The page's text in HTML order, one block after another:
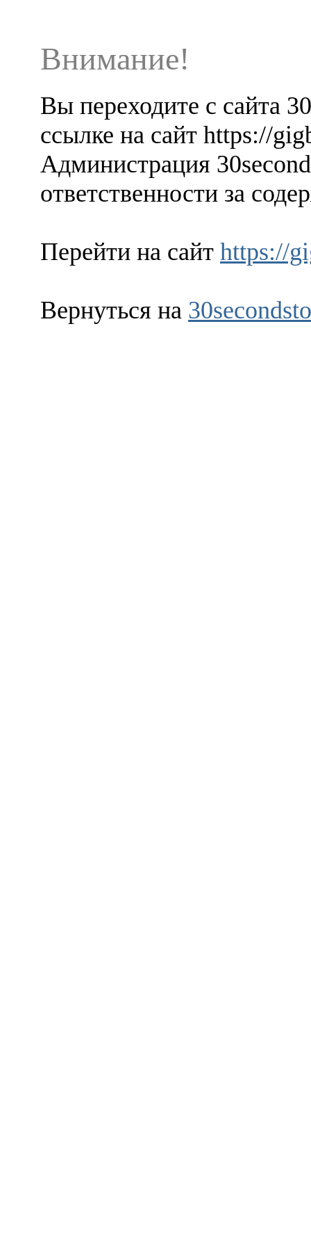
Внимание!
Вы переходите с сайта
ссылке на сайт https://
Администрация
ответственности за
Перейти на сайт https://
Вернуться на